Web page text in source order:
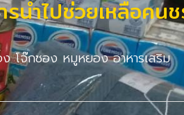
นำไปช่วยเหลือคนช
โจ๊กซอง หมูหยอง อาหารเสริม